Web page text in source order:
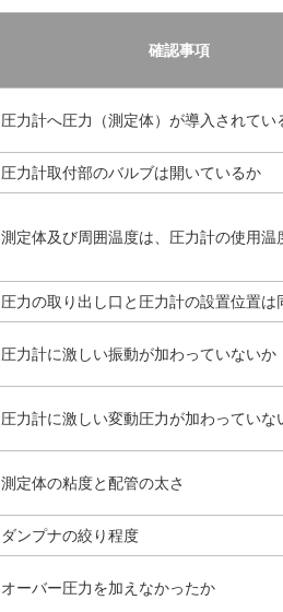
確認事項
圧力計へ圧力（測定体）が導入されてい
圧力計取付部のバルブは開いているか
測定体及び周囲温度は、圧力計の使用温
圧力の取り出し口と圧力計の設置位置は
圧力計に激しい振動が加わっていないか
圧力計に激しい変動圧力が加わっていな
測定体の粘度と配管の太さ
ダンプナの絞り程度
オーバー圧力を加えなかったか